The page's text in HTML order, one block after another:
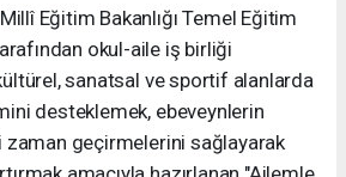
Eğitim Bakanlığı Temel Eğitim
okul-aile iş birliği
sanatsal ve sportif alanlarda
desteklemek, ebeveynlerin
zaman geçirmelerini sağlayarak